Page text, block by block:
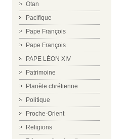
Otan
Pacifique
Pape François
Pape François
PAPE LÉON XIV
Patrimoine
Planète chrétienne
Politique
Proche-Orient
Religions